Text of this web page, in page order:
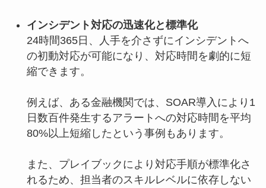
インシデント対応の迅速化と標準化
24時間365日、人手を介さずにインシデントへ
の初動対応が可能になり、対応時間を劇的に短
縮できます。
例えば、ある金融機関では、SOAR導入により1
日数百件発生するアラートへの対応時間を平均
80%以上短縮したという事例もあります。
また、プレイブックにより対応手順が標準化さ
れるため、担当者のスキルレベルに依存しない